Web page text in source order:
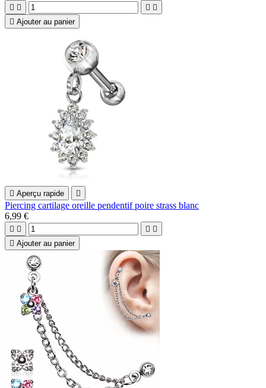
   
 Ajouter au panier
 Aperçu rapide 
Piercing cartilage oreille pendentif poire strass blanc
6,99 €
   
 Ajouter au panier